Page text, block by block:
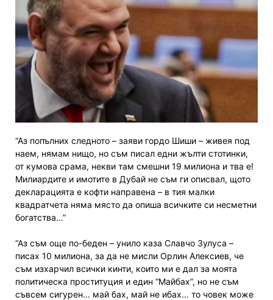
“Аз попълних следното – заяви гордо Шиши – живея под
наем, нямам нищо, но съм писал едни жълти стотинки,
от кумова срама, некви там смешни 19 милиона и тва е!
Милиардите и имотите в Дубай не съм ги описвал, щото
декларацията е кофти направена – в тия малки
квадратчета няма място да опиша всичките си несметни
богатства…”
“Аз съм още по-беден – унило каза Славчо Зулуса –
писах 10 милиона, за да не мисли Орлин Алексиев, че
съм изхарчил всички кинти, които ми е дал за моята
политическа проституция и един “Майбах”, но не съм
съвсем сигурен… май бах, май не ибах… то човек може